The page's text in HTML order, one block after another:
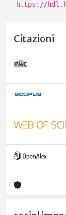
https://
Citazioni